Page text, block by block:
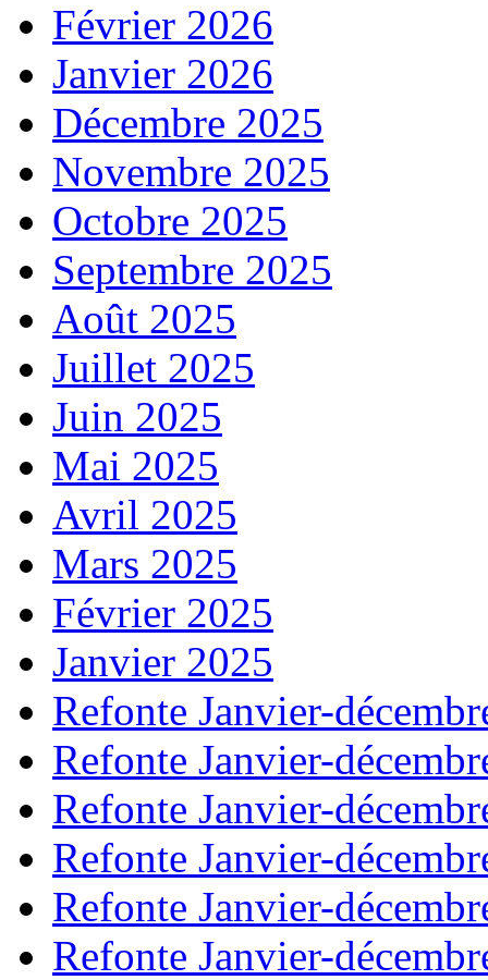
Février 2026
Janvier 2026
Décembre 2025
Novembre 2025
Octobre 2025
Septembre 2025
Août 2025
Juillet 2025
Juin 2025
Mai 2025
Avril 2025
Mars 2025
Février 2025
Janvier 2025
Refonte Janvier-
Refonte Janvier-
Refonte Janvier-
Refonte Janvier-
Refonte Janvier-
Refonte Janvier-